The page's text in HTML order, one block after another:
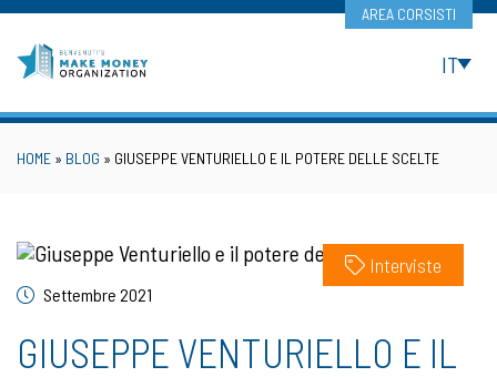
Skip
content
AREA CORSISTI
IT
HOME » BLOG » GIUSEPPE VENTURIELLO E IL POTERE DELLE SCELTE
Interviste
Settembre 2021
GIUSEPPE VENTURIELLO E IL